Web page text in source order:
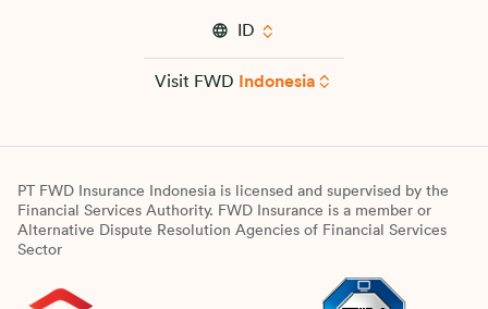
ID
Visit FWD Indonesia
PT FWD Insurance Indonesia is licensed and supervised by the
Financial Services Authority. FWD Insurance is a member or
Alternative Dispute Resolution Agencies of Financial Services
Sector